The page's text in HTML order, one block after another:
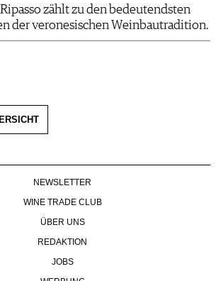
zählt zu den bedeutendsten
der veronesischen Weinbautradition.
NEWSLETTER
WINE TRADE CLUB
ÜBER UNS
REDAKTION
JOBS